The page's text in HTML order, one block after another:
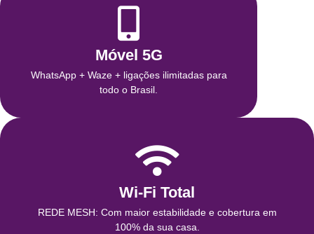
Móvel 5G
WhatsApp + Waze + ligações ilimitadas para
todo o Brasil.
Wi-Fi Total
REDE MESH: Com maior estabilidade e cobertura em
100% da sua casa.